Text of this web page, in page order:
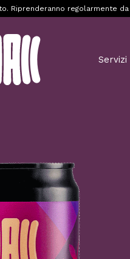
Riprenderanno regolarmente
Servizi